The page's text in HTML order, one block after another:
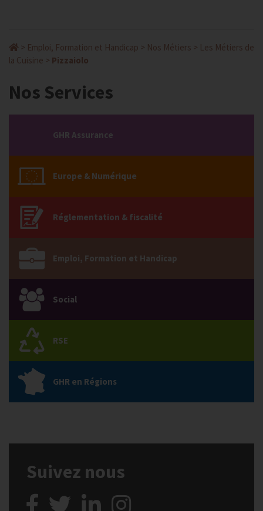
> Emploi, Formation et Handicap > Nos Métiers > Les Métiers de
la Cuisine > Pizzaiolo
Nos Services
GHR Assurance
Europe & Numérique
Réglementation & fiscalité
Emploi, Formation et Handicap
Social
RSE
GHR en Régions
Suivez nous